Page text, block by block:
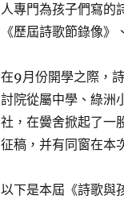
人專門為孩子們寫的
《歷屆詩歌節錄像
在9月份開學之際，
討院從屬中學、綠洲
社，在黌舍掀起了一
征稿，并有同窗在本
以下是本屆《詩歌與